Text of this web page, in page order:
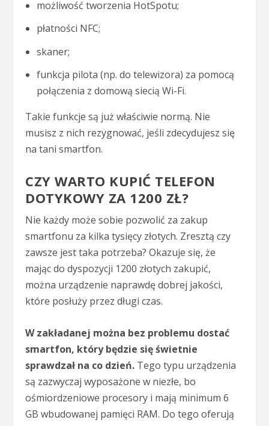
możliwość tworzenia HotSpotu;
płatności NFC;
skaner;
funkcja pilota (np. do telewizora) za pomocą
połączenia z domową siecią Wi-Fi.
Takie funkcje są już właściwie normą. Nie
musisz z nich rezygnować, jeśli zdecydujesz się
na tani smartfon.
CZY WARTO KUPIĆ TELEFON
DOTYKOWY ZA 1200 ZŁ?
Nie każdy może sobie pozwolić za zakup
smartfonu za kilka tysięcy złotych. Zresztą czy
zawsze jest taka potrzeba? Okazuje się, że
mając do dyspozycji 1200 złotych zakupić,
można urządzenie naprawdę dobrej jakości,
które posłuży przez długi czas.
W zakładanej można bez problemu dostać
smartfon, który będzie się świetnie
sprawdzał na co dzień. Tego typu urządzenia
są zazwyczaj wyposażone w niezłe, bo
ośmiordzeniowe procesory i mają minimum 6
GB wbudowanej pamięci RAM. Do tego oferują